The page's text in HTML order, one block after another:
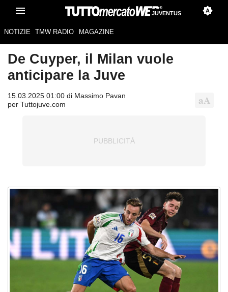
JUVENTUS
NOTIZIE TMW RADIO MAGAZINE
De Cuyper, il Milan vuole
anticipare la Juve
15.03.2025 01:00 di Massimo Pavan
per Tuttojuve.com